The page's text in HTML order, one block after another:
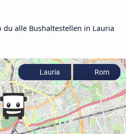
alle Bushaltestellen in Lauria
Lauria Rom